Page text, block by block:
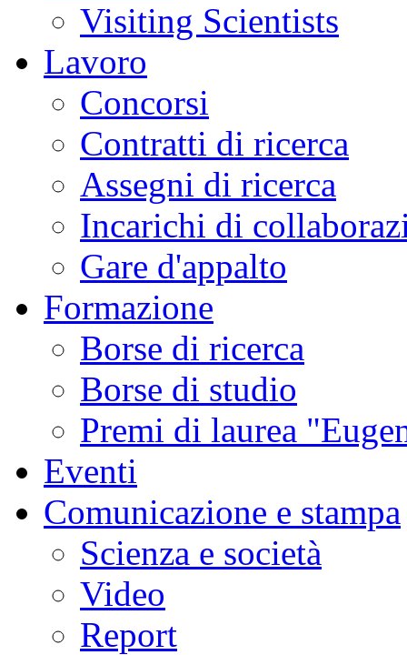
Visiting Scientists
Lavoro
Concorsi
Contratti di ricerca
Assegni di ricerca
Incarichi di
Gare d'appalto
Formazione
Borse di ricerca
Borse di studio
Premi di laurea
Eventi
Comunicazione e stampa
Scienza e società
Video
Report